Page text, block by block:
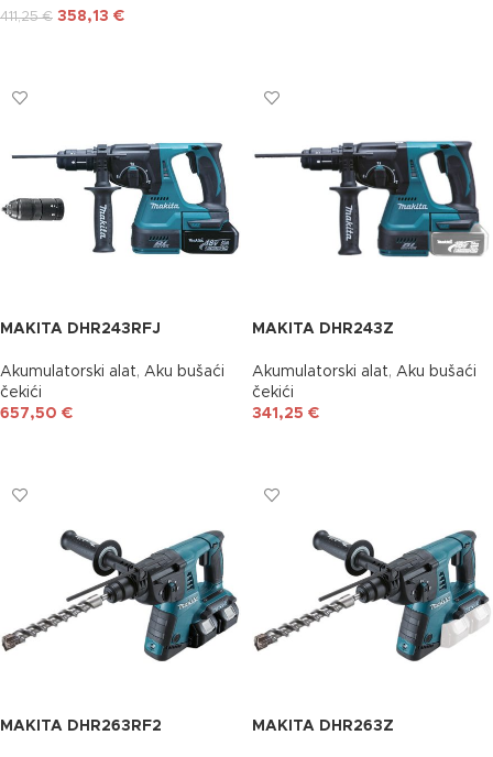
411,25€ 358,13 €
MAKITA DHR243RFJ
Akumulatorski alat, Aku bušaći
čekići
657,50 €
MAKITA DHR243Z
Akumulatorski alat, Aku bušaći
čekići
341,25 €
MAKITA DHR263RF2 MAKITA DHR263Z